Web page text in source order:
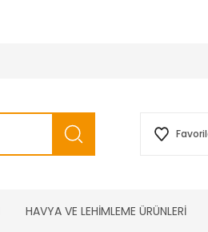
HAVYA VE LEHİMLEME ÜRÜNLERİ